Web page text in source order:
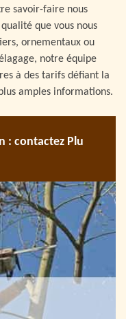
savoir-faire nous
que vous nous
ornementaux ou
notre équipe
à des tarifs défiant la
amples informations.
: contactez Plu